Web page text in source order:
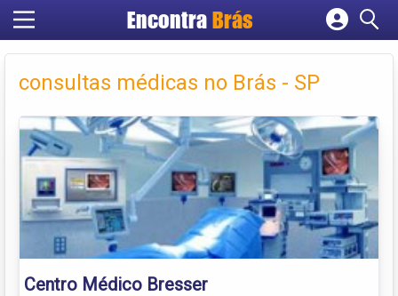
Encontra Brás
Cadastrar empresa
Criar conta
consultas médicas no Brás - SP
Centro Médico Bresser